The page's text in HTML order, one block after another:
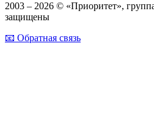
2003 – 2026 © «Приоритет»,
защищены
📧 Обратная связь